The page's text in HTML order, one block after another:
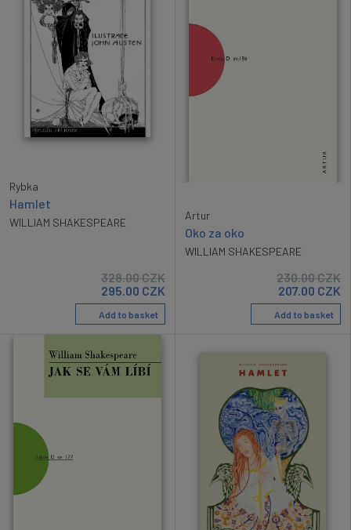
Rybka
Hamlet
WILLIAM SHAKESPEARE
328.00CZK
295.00 CZK
Add to basket
Artur
Oko za oko
WILLIAM SHAKESPEARE
230.00CZK
207.00 CZK
Add to basket